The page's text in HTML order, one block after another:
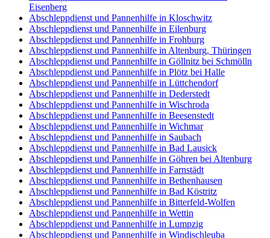
Eisenberg
Abschleppdienst und Pannenhilfe in Kloschwitz
Abschleppdienst und Pannenhilfe in Eilenburg
Abschleppdienst und Pannenhilfe in Frohburg
Abschleppdienst und Pannenhilfe in Altenburg, Thüringen
Abschleppdienst und Pannenhilfe in Göllnitz bei Schmölln
Abschleppdienst und Pannenhilfe in Plötz bei Halle
Abschleppdienst und Pannenhilfe in Lüttchendorf
Abschleppdienst und Pannenhilfe in Dederstedt
Abschleppdienst und Pannenhilfe in Wischroda
Abschleppdienst und Pannenhilfe in Beesenstedt
Abschleppdienst und Pannenhilfe in Wichmar
Abschleppdienst und Pannenhilfe in Saubach
Abschleppdienst und Pannenhilfe in Bad Lausick
Abschleppdienst und Pannenhilfe in Göhren bei Altenburg
Abschleppdienst und Pannenhilfe in Farnstädt
Abschleppdienst und Pannenhilfe in Bethenhausen
Abschleppdienst und Pannenhilfe in Bad Köstritz
Abschleppdienst und Pannenhilfe in Bitterfeld-Wolfen
Abschleppdienst und Pannenhilfe in Wettin
Abschleppdienst und Pannenhilfe in Lumpzig
Abschleppdienst und Pannenhilfe in Windischleuba